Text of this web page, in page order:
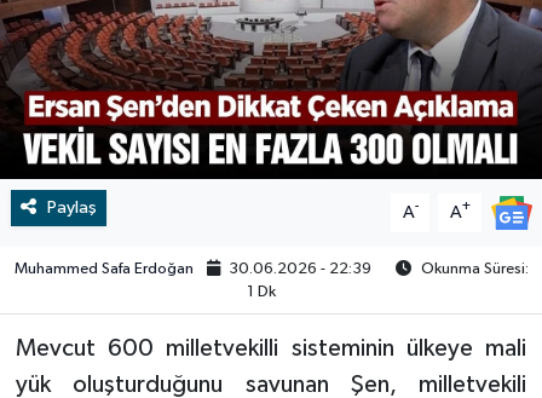
Paylaş A- A+
Muhammed Safa Erdoğan 30.06.2026 - 22:39
Okunma Süresi:
1 Dk
Mevcut 600 milletvekilli sisteminin ülkeye mali
yük oluşturduğunu savunan Şen, milletvekili
Çevre
Dünya
Vefat